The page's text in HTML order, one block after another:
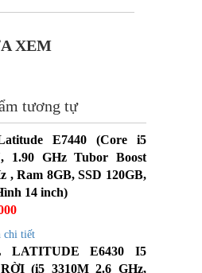
XEM
tương tự
E7440 (Core i5
1.90 GHz Tubor Boost
, Ram 8GB, SSD 120GB,
14 inch)
chi tiết
LATITUDE E6430 I5
(i5 3310M 2.6 GHz,